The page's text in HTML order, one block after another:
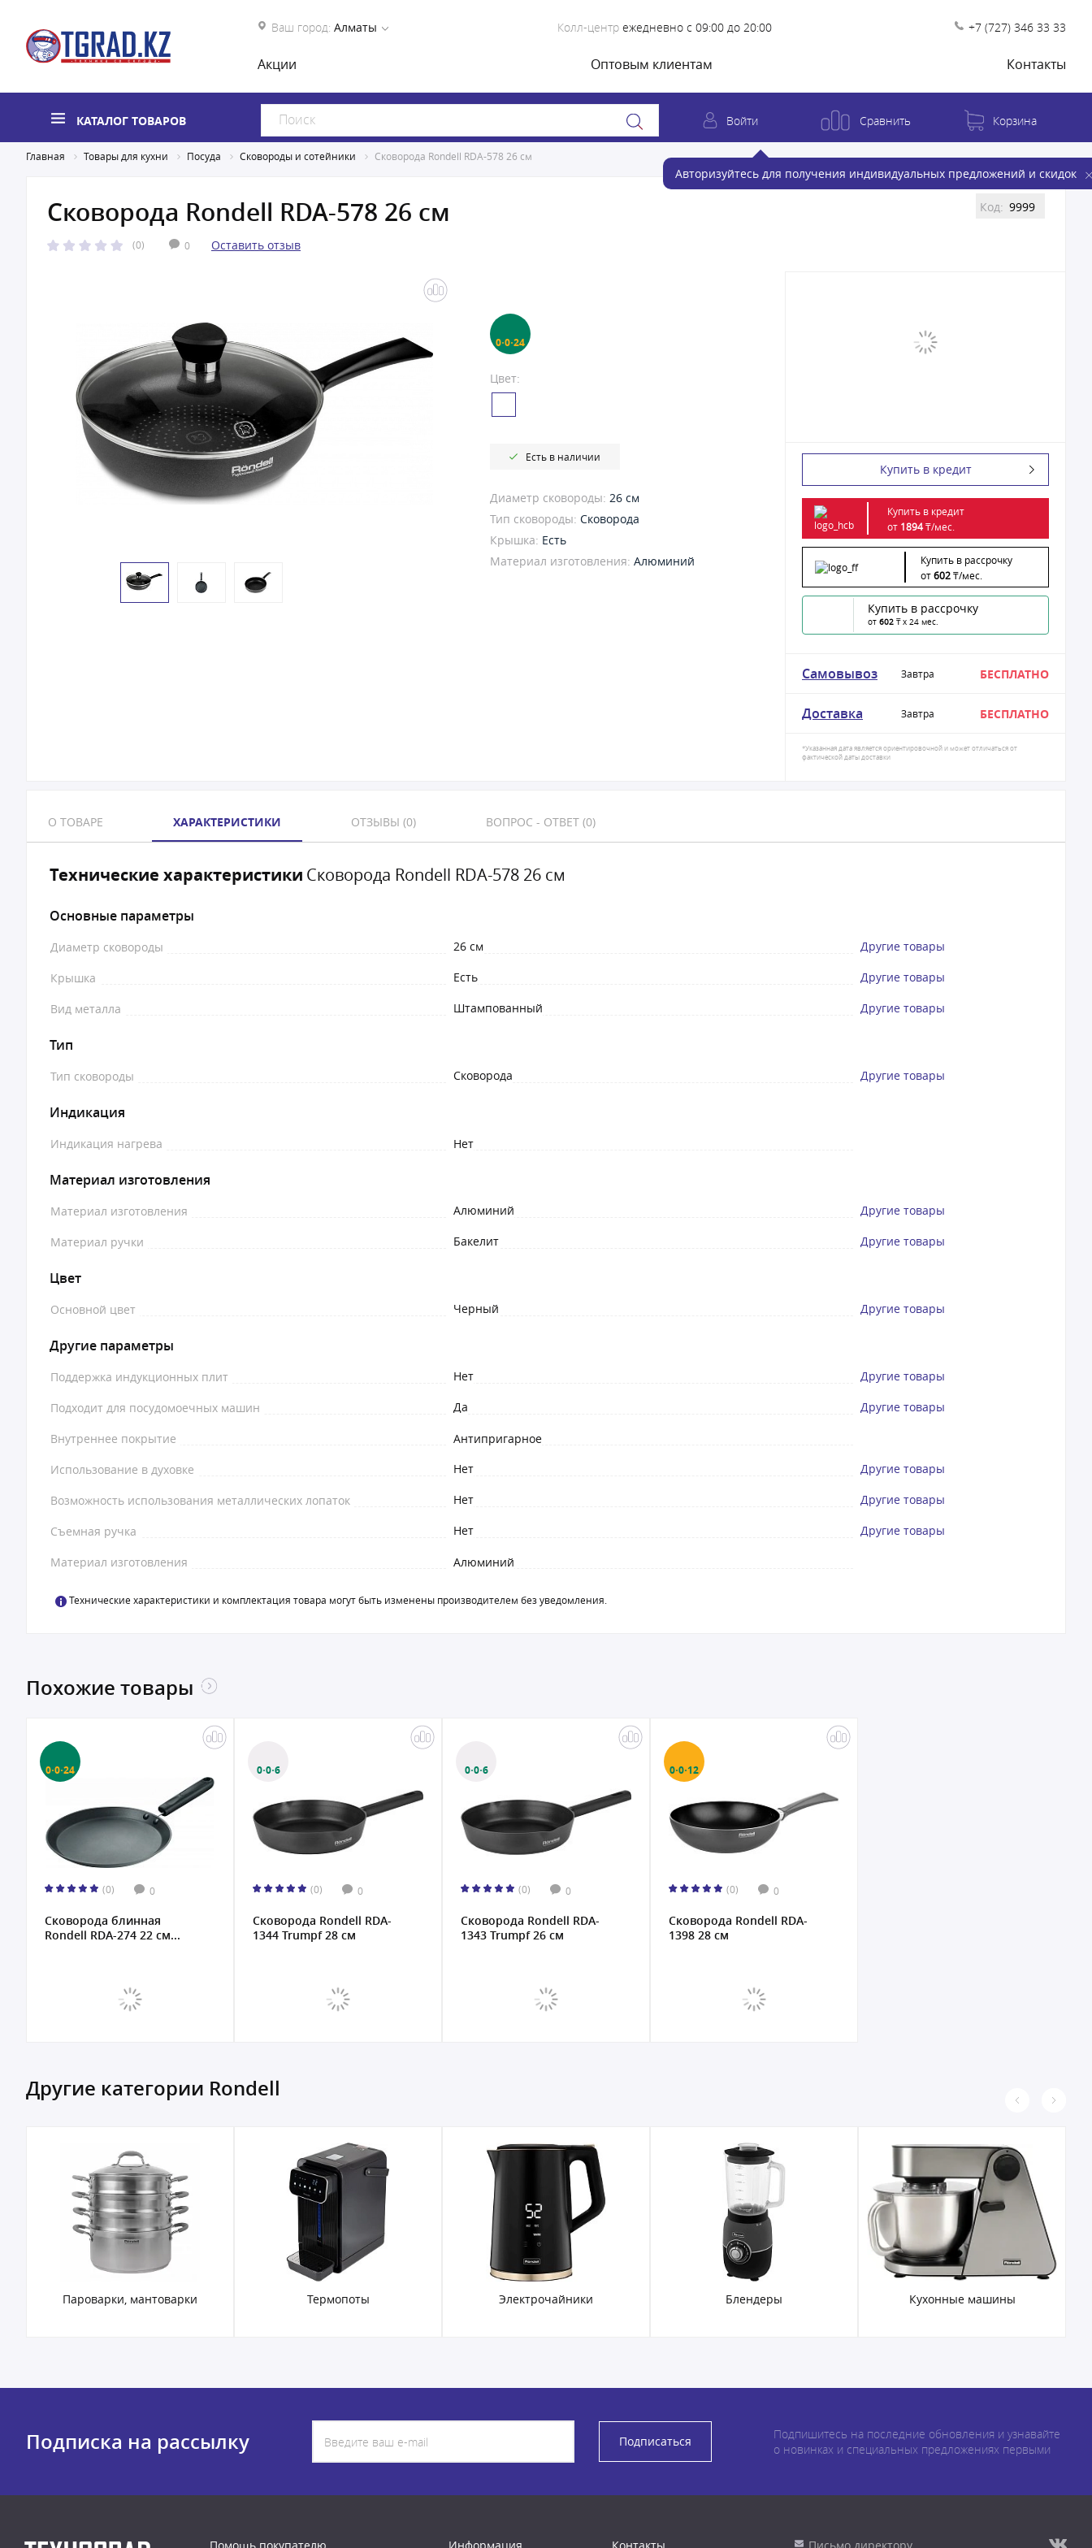
Ваш город: Алматы Колл-центр ежедневно с 09:00 до 20:00 +7 (727) 346 33 33
Акции Оптовым клиентам Контакты
КАТАЛОГ ТОВАРОВ Войти
Авторизуйтесь для получения индивидуальных предложений и скидок
Сравнить Корзина
Главная Товары для кухни Посуда Сковороды и сотейники Сковорода Rondell RDA-578 26 см
Сковорода Rondell RDA-578 26 см
(0) 0 Оставить отзыв
Код: 9999
0·0·24
Цвет:
Есть в наличии
Диаметр сковороды: 26 см
Тип сковороды: Сковорода
Крышка: Есть
Материал изготовления: Алюминий
Купить в кредит
Купить в кредит
от 1894₸/мес.
Купить в рассрочку
от602₸/мес.
Купить в рассрочку
от 602 ₸ x 24 мес.
Самовывоз Завтра БЕСПЛАТНО
Доставка Завтра БЕСПЛАТНО
*Указанная дата является ориентировочной и может отличаться от
фактической даты доставки
О ТОВАРЕ ХАРАКТЕРИСТИКИ ОТЗЫВЫ (0) ВОПРОС - ОТВЕТ (0)
Технические характеристики Сковорода Rondell RDA-578 26 см
Основные параметры
Диаметр сковороды 26 см Другие товары
Крышка Есть Другие товары
Вид металла Штампованный Другие товары
Тип
Тип сковороды Сковорода Другие товары
Индикация
Индикация нагрева Нет
Материал изготовления
Материал изготовления Алюминий Другие товары
Материал ручки Бакелит Другие товары
Цвет
Основной цвет Черный Другие товары
Другие параметры
Поддержка индукционных плит Нет Другие товары
Подходит для посудомоечных машин Да Другие товары
Внутреннее покрытие
Антипригарное
Использование в духовке
Нет Другие товары
Возможность использования металлических лопаток Нет Другие товары
Съемная ручка Нет Другие товары
Материал изготовления Алюминий
Технические характеристики и комплектация товара могут быть изменены производителем без уведомления.
Похожие товары
0·0·24
(0) 0
Сковорода блинная
Rondell RDA-274 22 см...
0·0·6
(0) 0
Сковорода Rondell RDA-
1344 Trumpf 28 см
0·0·6
(0) 0
Сковорода Rondell RDA-
1343 Trumpf 26 см
0·0·12
(0) 0
Сковорода Rondell RDA-
1398 28 см
Другие категории Rondell
Термопоты Электрочайники Блендеры Кухонные машины Мясорубки
Подписка на рассылку Подписаться
Подпишитесь на последние обновления и узнавайте
о новинках и специальных предложениях первыми